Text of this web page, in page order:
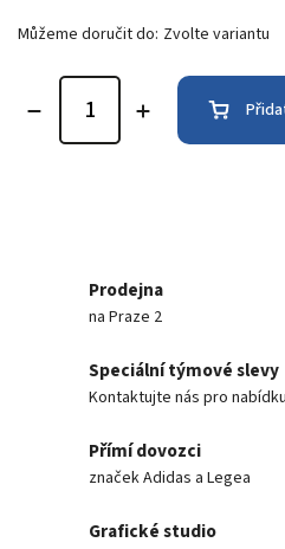
Můžeme doručit do: Zvolte variantu
Prodejna
na Praze 2
Speciální týmové slevy
Kontaktujte nás pro nabídku
Přímí dovozci
značek Adidas a Legea
Grafické studio